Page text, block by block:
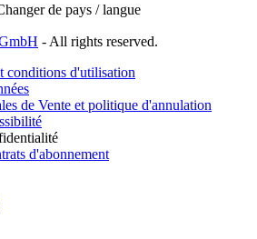
de pays / langue
- All rights reserved.
conditions d'utilisation
de Vente et politique d'annulation
d'abonnement